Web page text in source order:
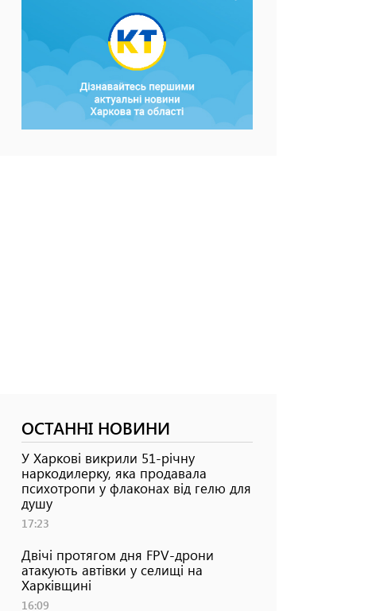
ОСТАННІ НОВИНИ
У Харкові викрили 51-річну
наркодилерку, яка продавала
психотропи у флаконах від гелю для
душу
17:23
Двічі протягом дня FPV-дрони
атакують автівки у селищі на
Харківщині
16:09